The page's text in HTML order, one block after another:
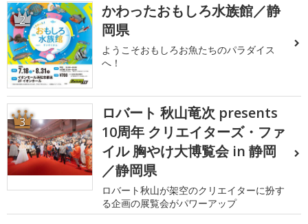
2
かわったおもしろ水族館／静
岡県
ようこそおもしろお魚たちのパラダイス
へ！
3
ロバート 秋山竜次 presents
10周年 クリエイターズ・ファ
イル 胸やけ大博覧会 in 静岡
／静岡県
ロバート秋山が架空のクリエイターに扮す
る企画の展覧会がパワーアップ